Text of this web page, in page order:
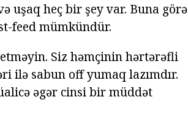
uşaq heç bir şey var. Buna görə
feed mümkündür.
Siz həmçinin hərtərəfli
ilə sabun off yumaq lazımdır.
əgər cinsi bir müddət